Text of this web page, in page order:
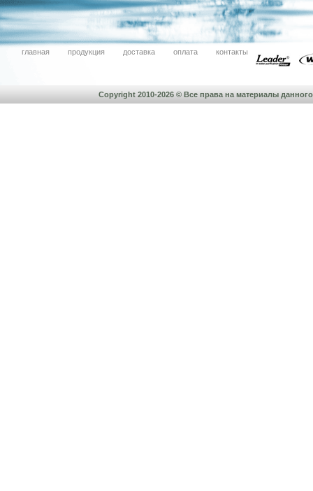
главная продукция доставка оплата контакты
Copyright 2010-2026 © Все права на материалы